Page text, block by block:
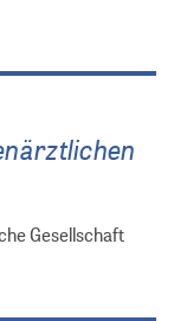
Gesellschaft